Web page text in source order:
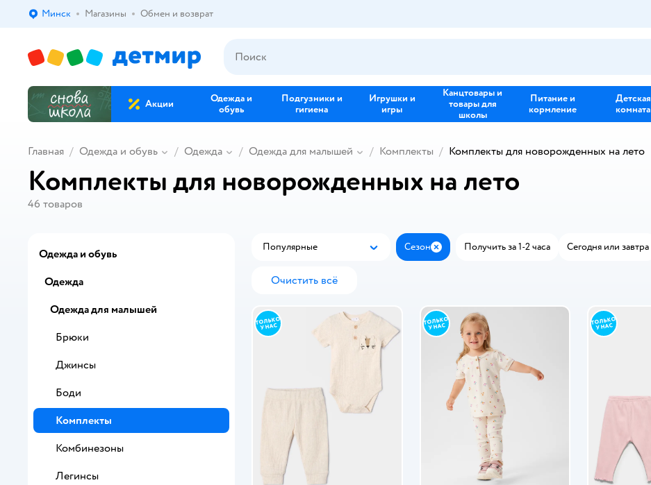
Выбор адреса доставки.
Минск Магазины Обмен и возврат
Акции
Одежда и
обувь
Подгузники и
гигиена
Игрушки и
игры
Канцтовары и
товары для
школы
Питание и
кормление
Детская
комната
Главная Одежда и обувь Одежда Одежда для малышей Комплекты Комплекты для новорожденных на лето
Комплекты для новорожденных на лето
46 товаров
Популярные
Популярные Сезон ЗакрытьПолучить за 1-2 часа Сегодня или завтра
Очистить всё
Одежда и обувь
Одежда
Одежда для малышей
Брюки
Джинсы
Боди
Комплекты
Комбинезоны
Легинсы